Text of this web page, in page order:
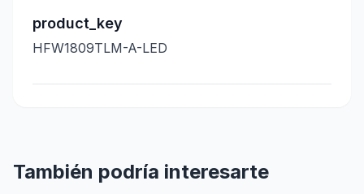
product_key
HFW1809TLM-A-LED
También podría interesarte